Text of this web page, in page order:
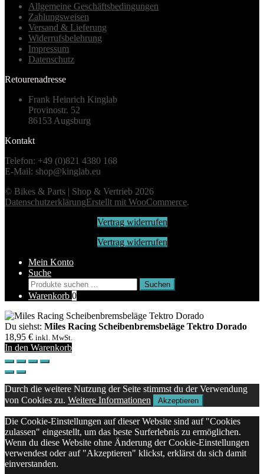
Allgemeine Geschäftsbedingungen
Zahlungsweisen
Versand & Lieferung
Widerrufsbelehrung
Impressum
Datenschutz
Retourenadresse
Frank Heinrich Kinglab
Provinostr. 52
86153 Augsburg
Kontakt
Telefon: +49 (0)821 4380 168
E-Mail: shop@kinglab.eu
© Bikes & Parts | Shop & Vertrieb 2026
DatenschutzerklärungErstellt mit WooCommerce.
Vertrag widerrufen
Vertrag widerrufen
Mein Konto
Suche
Suchen
nach:
Suchen
Warenkorb 0
Du siehst: Miles Racing Scheibenbremsbeläge Tektro Dorado
18,95 € inkl. MwSt.
In den Warenkorb
Durch die weitere Nutzung der Seite stimmst du der Verwendung
von Cookies zu. Weitere Informationen Akzeptieren
Die Cookie-Einstellungen auf dieser Website sind auf "Cookies
zulassen" eingestellt, um das beste Surferlebnis zu ermöglichen.
Wenn du diese Website ohne Änderung der Cookie-Einstellungen
verwendest oder auf "Akzeptieren" klickst, erklärst du sich damit
einverstanden.